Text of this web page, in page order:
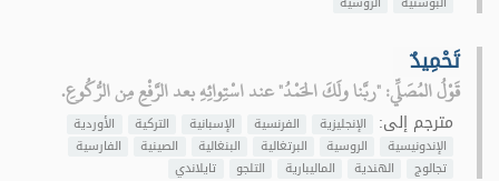
تَحْمِيدٌ
قَوْلُ المُصَلِّي: "ربَّنا ولَكَ الحَمْدُ" عند اسْتِوائِهِ بعد الرَّفْعِ مِن الرُّكُوعِ.
مترجم إلى: الإنجليزية الفرنسية الإسبانية التركية
الأوردية
الإندونيسية
الروسية البرتغالية البنغالية الصينية
الفارسية
تجالوج
الهندية الماليبارية التلجو تايلاندي